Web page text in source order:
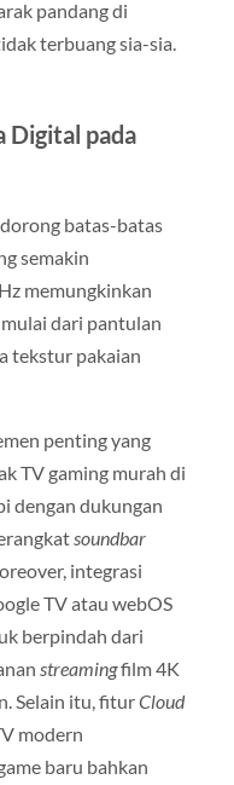
pandang di
terbuang sia-sia.
Digital pada
batas-batas
semakin
memungkinkan
dari pantulan
tekstur pakaian
penting yang
TV gaming murah di
dengan dukungan
soundbar
integrasi
TV atau webOS
berpindah dari
streamingfilm 4K
Selain itu, fiturCloud
modern
baru bahkan